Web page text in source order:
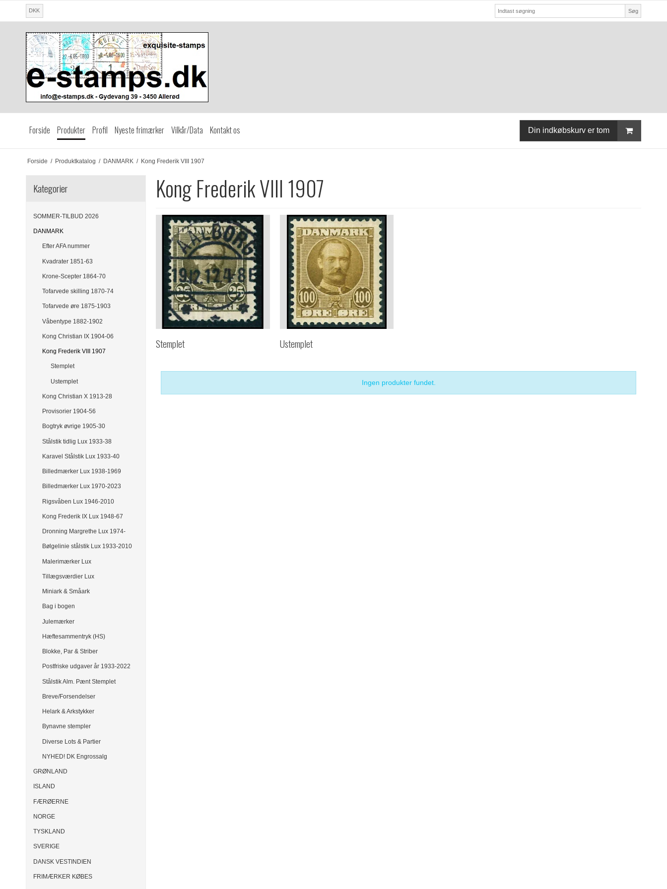
DKK Søg
Forside Produkter Profil Nyeste frimærker Vilkår/Data Kontakt os Din indkøbskurv er tom
Forside / Produktkatalog / DANMARK / Kong Frederik VIII 1907
Kategorier
SOMMER-TILBUD 2026
DANMARK
Efter AFA nummer
Kvadrater 1851-63
Krone-Scepter 1864-70
Tofarvede skilling 1870-74
Tofarvede øre 1875-1903
Våbentype 1882-1902
Kong Christian IX 1904-06
Kong Frederik VIII 1907
Stemplet
Ustemplet
Kong Christian X 1913-28
Provisorier 1904-56
Bogtryk øvrige 1905-30
Stålstik tidlig Lux 1933-38
Karavel Stålstik Lux 1933-40
Billedmærker Lux 1938-1969
Billedmærker Lux 1970-2023
Rigsvåben Lux 1946-2010
Kong Frederik IX Lux 1948-67
Dronning Margrethe Lux 1974-
Bølgelinie stålstik Lux 1933-2010
Malerimærker Lux
Tillægsværdier Lux
Miniark & Småark
Bag i bogen
Julemærker
Hæftesammentryk (HS)
Blokke, Par & Striber
Postfriske udgaver år 1933-2022
Stålstik Alm. Pænt Stemplet
Breve/Forsendelser
Helark & Arkstykker
Bynavne stempler
Diverse Lots & Partier
NYHED! DK Engrossalg
GRØNLAND
ISLAND
FÆRØERNE
NORGE
TYSKLAND
SVERIGE
DANSK VESTINDIEN
FRIMÆRKER KØBES
Kong Frederik VIII 1907
Stemplet Ustemplet
Ingen produkter fundet.